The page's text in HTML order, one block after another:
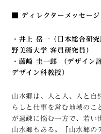
■ ディレクターメッセージ
・井上 岳一（日本総合研
野美術大学 客員研究員）
・藤崎 圭一郎
（ デザイン
デザイン科教授 ）
山水郷は、人と人、人と自
らしと仕事を営む地域のこ
が過疎に悩む一方で、若い
山水郷もある。「山水郷の